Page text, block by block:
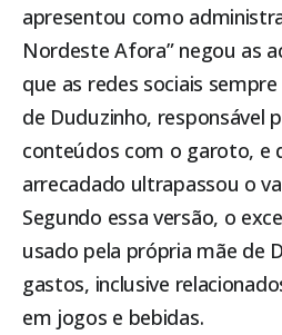
apresentou como
Nordeste Afora” negou as
que as redes sociais
de Duduzinho, responsável
conteúdos com o garoto, e
arrecadado ultrapassou o
Segundo essa versão, o
usado pela própria mãe de
gastos, inclusive
em jogos e bebidas.